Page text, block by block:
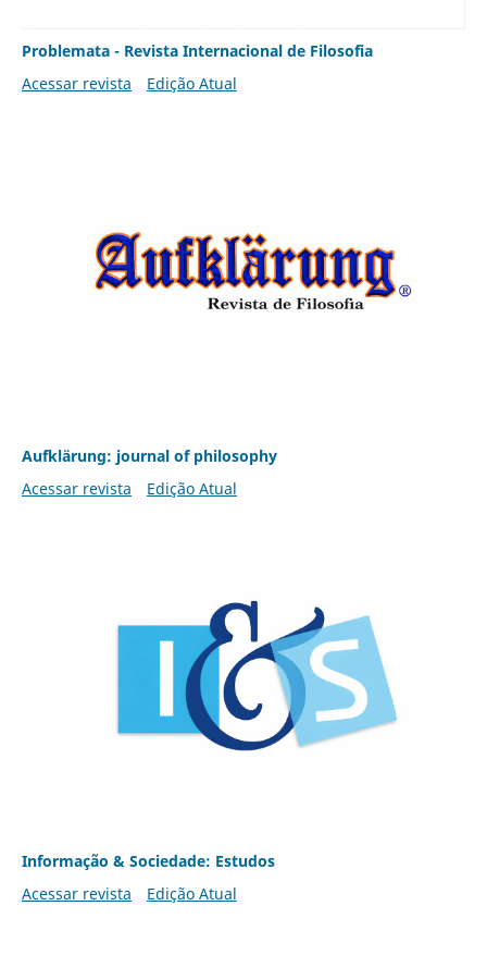
Problemata - Revista Internacional de Filosofia
Acessar revista
Edição Atual
Aufklärung: journal of philosophy
Acessar revista
Edição Atual
Informação & Sociedade: Estudos
Acessar revista
Edição Atual